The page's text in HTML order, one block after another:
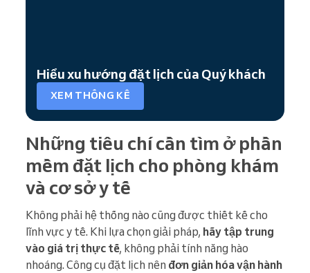
Hiểu xu hướng đặt lịch của Quý khách
XEM THỐNG KÊ
Những tiêu chí cần tìm ở phần
mềm đặt lịch cho phòng khám
và cơ sở y tế
Không phải hệ thống nào cũng được thiết kế cho
lĩnh vực y tế. Khi lựa chọn giải pháp, hãy tập trung
vào giá trị thực tế, không phải tính năng hào
nhoáng. Công cụ đặt lịch nên đơn giản hóa vận hành